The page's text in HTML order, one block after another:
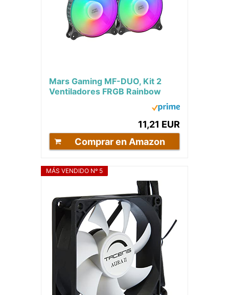
Mars Gaming MF-DUO, Kit 2
Ventiladores FRGB Rainbow
11,21 EUR
Comprar en Amazon
MÁS VENDIDO Nº 5